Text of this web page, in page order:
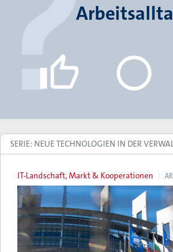
SERIE: NEUE TECHNOLOGIEN IN DER
IT-Landschaft, Markt & Kooperationen